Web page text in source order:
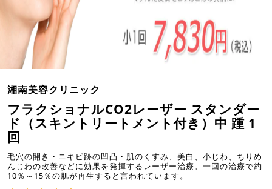
湘南美容クリニック
フラクショナルCO2レーザー スタンダー
ド（スキントリートメント付き）中 踵 1
回
毛穴の開き・ニキビ跡の凹凸・肌のくすみ、美白、小じわ、ちりめ
んじわの改善などに効果を発揮するレーザー治療。一回の治療で約
10％～15％の肌が再生すると言われています。